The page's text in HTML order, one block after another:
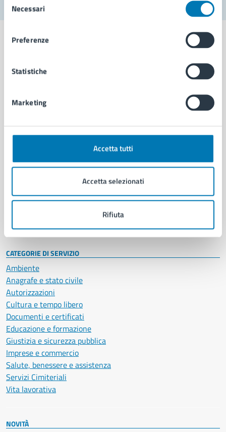
delNecessari
Preferenze
Statistiche
Marketing
Accetta tutti
Accetta selezionati
Rifiuta
Comune di Napoli
AMMINISTRAZIONE
Organi di governo
Enti e fondazioni
Personale amministrativo
Intranet, posta aziendale e protocollo
CATEGORIE DI SERVIZIO
Ambiente
Anagrafe e stato civile
Autorizzazioni
Cultura e tempo libero
Documenti e certificati
Educazione e formazione
Giustizia e sicurezza pubblica
Imprese e commercio
Salute, benessere e assistenza
Servizi Cimiteriali
Vita lavorativa
NOVITÀ